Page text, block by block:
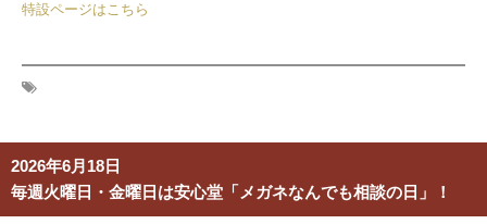
特設ページはこちら
2026年6月18日
毎週火曜日・金曜日は安心堂「メガネなんでも相談の日」！